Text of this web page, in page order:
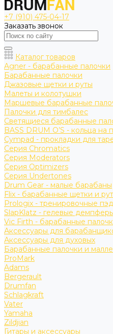
+7 (910) 475-04-17
Заказать звонок
Каталог товаров
Agner - барабанные палочки
Барабанные палочки
Джазовые щетки и руты
Малеты и колотушки
Маршевые барабанные
Палочки для тимбалес
Светящиеся барабанные
BASS DRUM O’S - кольца на
Cympad - прокладки для
Серия Chromatics
Серия Moderators
Серия Optimizers
Серия Undertones
Drum Gear - малые барабаны
Flix - барабанные щетки и
Prologix - тренировочные
SlapKlatz - гелевые
Vic Firth - барабанные
Аксессуары для
Аксессуары для духовых
Барабанные палочки и
ProMark
Adams
Bergerault
Drumfan
Schlagkraft
Vater
Yamaha
Zildjian
Гитары и аксессуары